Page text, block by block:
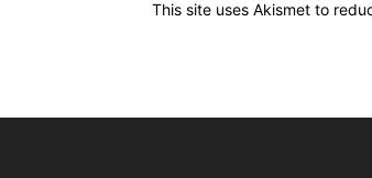
This site uses Akismet to